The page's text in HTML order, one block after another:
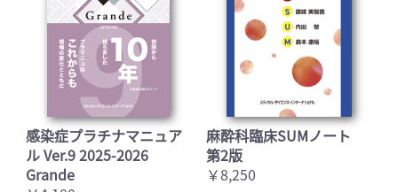
感染症プラチナマニュア
ル Ver.9 2025-2026
Grande
麻酔科臨床SUMノート
第2版
￥8,250